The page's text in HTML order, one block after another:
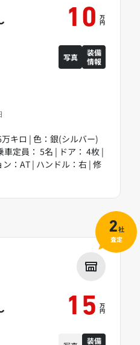
キロ | 色：銀(シルバー)
定員： 5名 | ドア： 4枚 |
：AT | ハンドル：右 | 修
10 万
円
写真
装備
情報
15 万
円
装備
2社
査定